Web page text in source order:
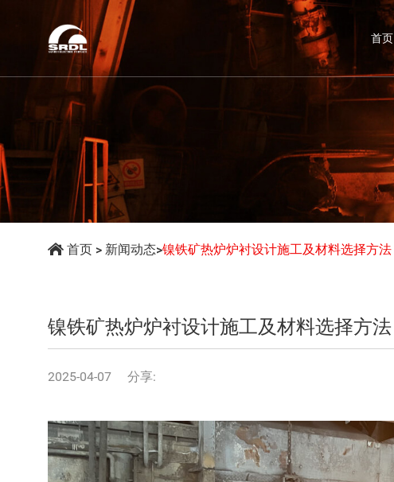
首页
首页 > 新闻动态>镍铁矿热炉炉衬设计施工及材料选择方法
镍铁矿热炉炉衬设计施工及材料选择方法
2025-04-07 分享: